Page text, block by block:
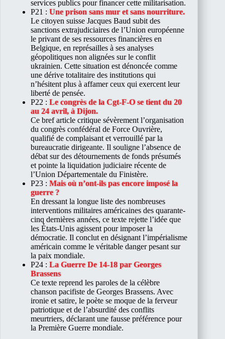
services publics pour financer cette militarisation.
P21 : Une prison sans mur et sans nourriture.
Le citoyen suisse Jacques Baud subit des
sanctions extrajudiciaires de l’Union européenne
le privant de ses ressources financières en
Belgique, en représailles à ses analyses
géopolitiques non alignées sur le conflit
ukrainien. Cette situation est dénoncée comme
une dérive totalitaire des institutions qui
n’hésitent plus à affamer ceux qui exercent leur
liberté de pensée.
P22 : Le congrès de la Cgt-F-O se tient du 20
au 24 avril, à Dijon.
Ce bref article critique sévèrement l’organisation
du congrès confédéral de Force Ouvrière,
qualifié de complaisant et verrouillé par la
bureaucratie dirigeante. Il souligne l’absence de
débat sur des détournements de fonds présumés
et pointe la liquidation judiciaire récente de
l’Union Départementale du Finistère.
P23 : Mais où n’ont-ils pas encore imposé la
guerre ?
En dressant la longue liste des nombreuses
interventions militaires américaines des quarante-
cinq dernières années, ce texte rejette l’idée que
les États-Unis agissent pour imposer la
démocratie. Il conclut en désignant l’impérialisme
américain comme le véritable danger pesant sur
la paix mondiale.
P24 : La Guerre De 14-18 par Georges
Brassens
Ce texte reprend les paroles de la célèbre
chanson pacifiste de Georges Brassens. Avec
ironie et satire, le poète se moque de la ferveur
patriotique et de l’absurdité des conflits
meurtriers, déclarant une fausse préférence pour
la Première Guerre mondiale.